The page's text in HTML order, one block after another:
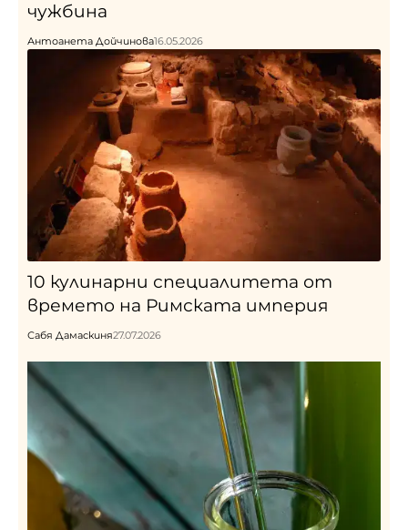
чужбина
Антоанета Дойчинова16.05.2026
10 кулинарни специалитета от
времето на Римската империя
Сабя Дамаскиня27.07.2026